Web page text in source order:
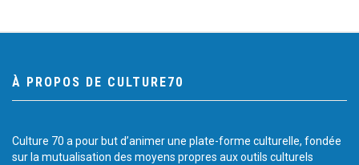
À PROPOS DE CULTURE70
Culture 70 a pour but d’animer une plate-forme culturelle, fondée
sur la mutualisation des moyens propres aux outils culturels